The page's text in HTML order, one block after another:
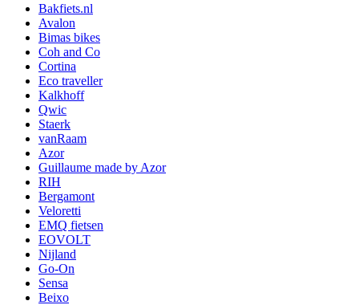
Bakfiets.nl
Avalon
Bimas bikes
Coh and Co
Cortina
Eco traveller
Kalkhoff
Qwic
Staerk
vanRaam
Azor
Guillaume made by Azor
RIH
Bergamont
Veloretti
EMQ fietsen
EOVOLT
Nijland
Go-On
Sensa
Beixo